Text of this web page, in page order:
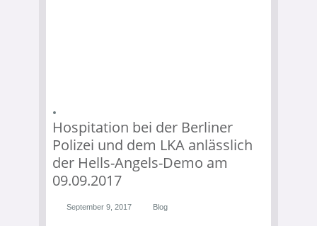
Hospitation bei der Berliner
Polizei und dem LKA anlässlich
der Hells-Angels-Demo am
09.09.2017
September 9, 2017 Blog